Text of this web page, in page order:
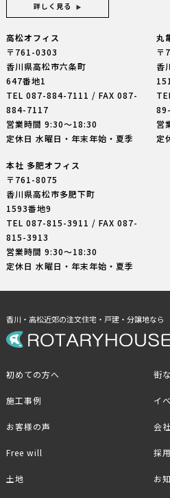
詳しく見る
高松オフィス
〒761-0303
香川県高松市六条町
647番地1
TEL 087-884-7111 / FAX 087-
884-7117
営業時間 9:30〜18:30
定休日 水曜日・年末年始・夏季
丸
〒
香
営
定
本社 多肥オフィス
〒761-8075
香川県高松市多肥下町
1593番地9
TEL 087-815-3911 / FAX 087-
815-3913
営業時間 9:30〜18:30
定休日 水曜日・年末年始・夏季
香川・高松近郊の注文住宅・戸建・分譲地なら
初めての方へ
施工事例
お客様の声
Free will
土地
街
イ
会
採
お